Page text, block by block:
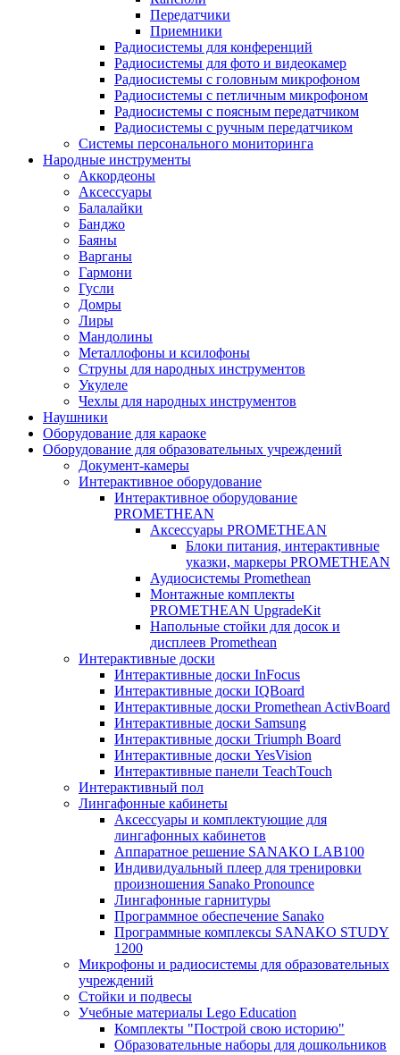
Передатчики
Приемники
Радиосистемы для конференций
Радиосистемы для фото и видеокамер
Радиосистемы с головным микрофоном
Радиосистемы с петличным микрофоном
Радиосистемы с поясным передатчиком
Радиосистемы с ручным передатчиком
Системы персонального мониторинга
Народные инструменты
Аккордеоны
Аксессуары
Балалайки
Банджо
Баяны
Варганы
Гармони
Гусли
Домры
Лиры
Мандолины
Металлофоны и ксилофоны
Струны для народных инструментов
Укулеле
Чехлы для народных инструментов
Наушники
Оборудование для караоке
Оборудование для образовательных учреждений
Документ-камеры
Интерактивное оборудование
Интерактивное оборудование
PROMETHEAN
Аксессуары PROMETHEAN
Блоки питания, интерактивные
указки, маркеры PROMETHEAN
Аудиосистемы Promethean
Монтажные комплекты
PROMETHEAN UpgradeKit
Напольные стойки для досок и
дисплеев Promethean
Интерактивные доски
Интерактивные доски InFocus
Интерактивные доски IQBoard
Интерактивные доски Promethean ActivBoard
Интерактивные доски Samsung
Интерактивные доски Triumph Board
Интерактивные доски YesVision
Интерактивные панели TeachTouch
Интерактивный пол
Лингафонные кабинеты
Аксессуары и комплектующие для
лингафонных кабинетов
Аппаратное решение SANAKO LAB100
Индивидуальный плеер для тренировки
произношения Sanako Pronounce
Лингафонные гарнитуры
Программное обеспечение Sanako
Программные комплексы SANAKO STUDY
1200
Микрофоны и радиосистемы для образовательных
учреждений
Стойки и подвесы
Учебные материалы Lego Education
Комплекты "Построй свою историю"
Образовательные наборы для дошкольников